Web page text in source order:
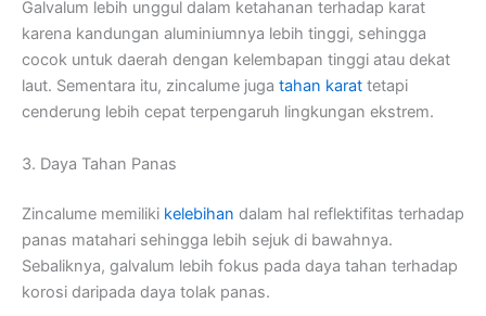
Galvalum lebih unggul dalam ketahanan terhadap karat
karena kandungan aluminiumnya lebih tinggi, sehingga
cocok untuk daerah dengan kelembapan tinggi atau dekat
laut. Sementara itu, zincalume juga tahan karat tetapi
cenderung lebih cepat terpengaruh lingkungan ekstrem.
3. Daya Tahan Panas
Zincalume memiliki kelebihan dalam hal reflektifitas terhadap
panas matahari sehingga lebih sejuk di bawahnya.
Sebaliknya, galvalum lebih fokus pada daya tahan terhadap
korosi daripada daya tolak panas.